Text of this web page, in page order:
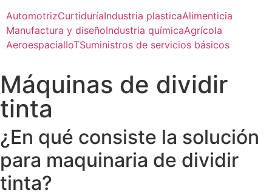
AutomotrizCurtiduríaIndustria plasticaAlimenticia
Manufactura y diseñoIndustria químicaAgrícola
AeroespacialIoTSuministros de servicios básicos
Máquinas de dividir
tinta
¿En qué consiste la solución
para maquinaria de dividir
tinta?